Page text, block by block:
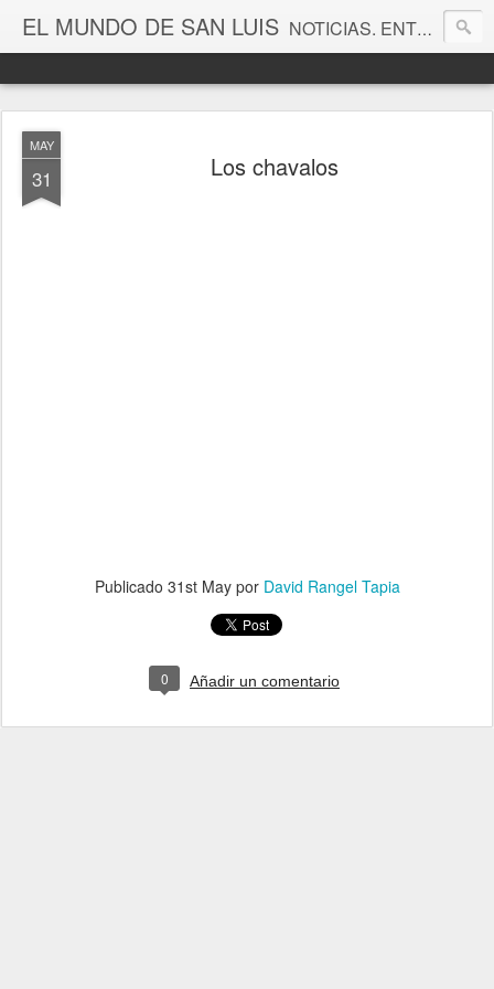
EL MUNDO DE SAN LUIS NOTICIAS. ENTRETENIMIENTO. EDITORIALES. CANAL DE VÍDEOS. GALERÍA DE FOTOGRAFÍAS.
MAY
31 Los chavalos
Publicado 31st Maypor David Rangel Tapia
0 Añadir un comentario